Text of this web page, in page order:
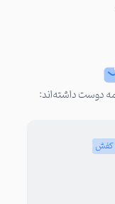
همه دوست داشته‌اند:
کفش